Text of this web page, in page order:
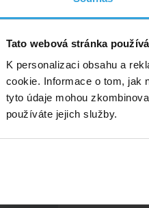
Tato webová stránka
K personalizaci obsahu a
cookie. Informace o tom, jak
tyto údaje mohou
používáte jejich služby.